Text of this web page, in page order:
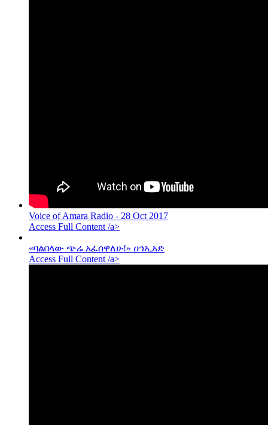
Voice of Amara Radio - 28 Oct 2017
Access Full Content /a>
«ባልበላው ጭሬ አፈሰዋለሁ!» ዐኅኢአድ
Access Full Content /a>